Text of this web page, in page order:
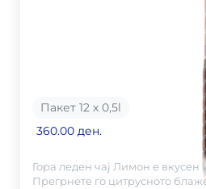
Пакет 12 х 0,5l
360.00 ден.
Гора леден чај Лимон е вкусен
Прегрнете го цитрусното